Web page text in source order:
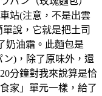
站(注意，不是出雲
說，它就是把土司
奶油霜。此麵包是
ン)，除了原味外，還
分鐘對我來說算是恰
家」單元一樣，給了